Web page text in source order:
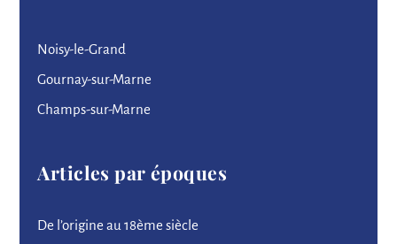
Noisy-le-Grand
Gournay-sur-Marne
Champs-sur-Marne
Articles par époques
De l’origine au 18ème siècle